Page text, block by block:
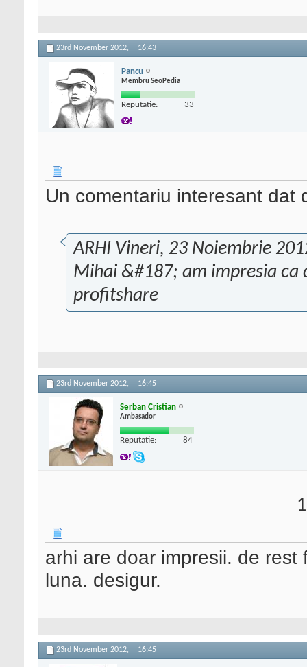
23rd November 2012, 16:43
Pancu
Membru SeoPedia
Reputatie: 33
Un comentariu interesant dat
ARHI Vineri, 23 Noiembrie
Mihai &#187; am impresia ca
profitshare
23rd November 2012, 16:45
Serban Cristian
Ambasador
Reputatie: 84
arhi are doar impresii. de
luna. desigur.
23rd November 2012, 16:45